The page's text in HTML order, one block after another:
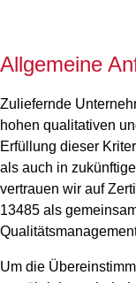
Allgemeine
Zuliefernde
hohen qualitativen
Erfüllung dieser
als auch in
vertrauen wir auf
13485 als
Um die